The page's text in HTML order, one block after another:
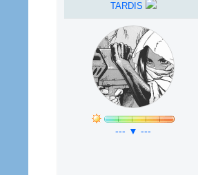
TARDIS
--- ▼ ---